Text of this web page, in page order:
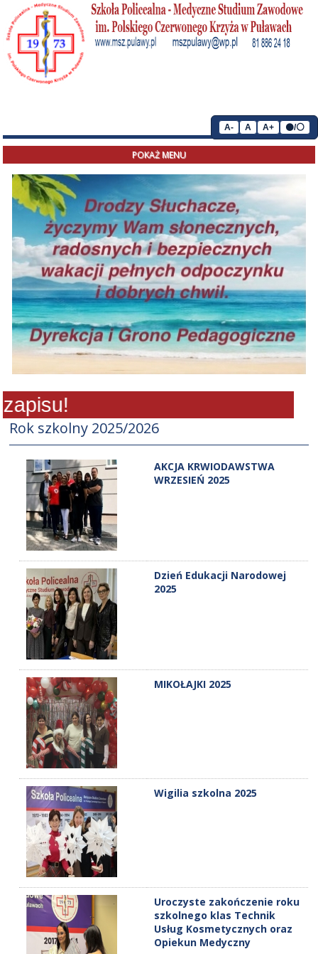
POKAŻ MENU
Rok szkolny 2025/2026
AKCJA KRWIODAWSTWA
WRZESIEŃ 2025
Dzień Edukacji Narodowej
2025
MIKOŁAJKI 2025
Wigilia szkolna 2025
Uroczyste zakończenie roku
szkolnego klas Technik
Usług Kosmetycznych oraz
Opiekun Medyczny
A- A A+ ⚫/⚪